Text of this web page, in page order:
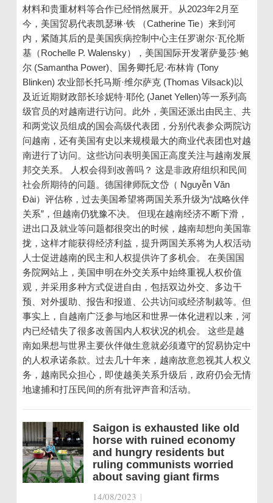
材料和贵重材料等合作已经悄然展开。从2023年2月至
今，美国贸易代表凯瑟琳·铁 （Catherine Tie）来到河
内，紧随其后的是美国疾病控制中心主任罗谢尔·瓦伦斯
基（Rochelle P. Walensky），美国国际开发署萨曼莎·鲍
尔 (Samantha Power)、国务卿托尼·布林肯 (Tony
Blinken) 农业部长托马斯·维尔萨克 (Thomas Vilsack)以
及近近期财政部长珍妮特·耶伦 (Janet Yellen)等一系列高
级官员的对越南进行访问。此外，美国还派出由民主、共
和两党议员组成的国会高级代表团，分别代表参众两院访
问越南，还有美国有史以来规模最大的商业代表团也对越
南进行了访问。这些访问表明美国正高度关注与越南发展
邦交关系。 人权会得到改善吗？ 这是非政府组织和民间
社会所期待的问题。德国律师阮文岱（ Nguyễn Văn
Đài）评估称，过去美国希望将两国关系升级为“战略伙伴
关系”，但越南仍犹豫不决。 但现在越南经济不断下滑，
进出口及就业等问题都很突出的时候，越南却想向美国靠
拢，这样才能获得经济利益，提升两国关系将为人权活动
人士促进越南的民主和人权提供许了多机会。 在美国国
务院网站上，美国申明在外交关系中始终重视人权价值
观，并采用多种方式促进自由，包括双边外交、多边干
预、对外援助、报告和报道、公共访问或经济制裁等。但
事实上，自越南广泛参与地区和世界一体化进程以来，河
内已经错失了很多改善国内人权状况的机会。 这些是越
南如果想与世界主要伙伴做生意就必须遵守的贸易协定中
的人权承诺条款。过去几十年来，越南故意忽视其人权义
务，越南民众担心，即使越美关系升级后，政府仍会无情
地逮捕和打压民间的所有批评声音和活动。
Saigon is exhausted like old
horse with ruined economy
and hungry residents but
ruling communists worried
about saving giant firms
14/08/2023 |